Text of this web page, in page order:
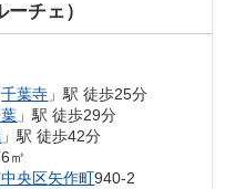
チェ）
千葉寺 」駅 徒歩25分
」駅 徒歩29分
」駅 徒歩42分
㎡
央区矢作町940-2